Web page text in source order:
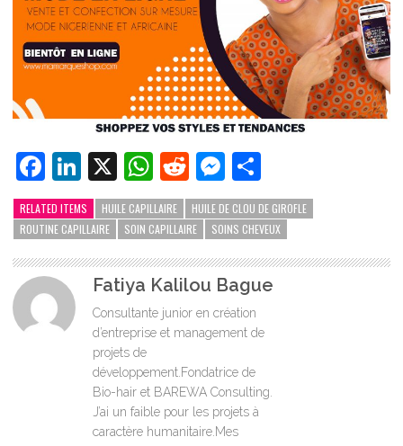
Facebook
LinkedIn
X WhatsApp
RedditMessenger
RELATED ITEMS HUILE CAPILLAIRE
HUILE DE CLOU DE GIROFLE
ROUTINE CAPILLAIRE
SOIN CAPILLAIRE SOINS CHEVEUX
Fatiya Kalilou Bague
Consultante junior en création
d’entreprise et management de
projets de
développement.Fondatrice de
Bio-hair et BAREWA Consulting.
J’ai un faible pour les projets à
caractère humanitaire.Mes